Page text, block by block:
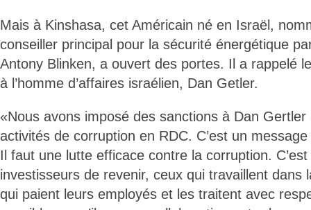
Mais à Kinshasa, cet Américain né en Israël,
conseiller principal pour la sécurité énergétique
Antony Blinken, a ouvert des portes. Il a rappelé
à l’homme d’affaires israélien, Dan Getler.
«Nous avons imposé des sanctions à Dan
activités de corruption en RDC. C’est un
Il faut une lutte efficace contre la corruption.
investisseurs de revenir, ceux qui travaillent dans
qui paient leurs employés et les traitent avec